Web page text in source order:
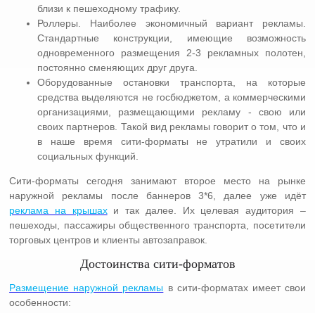
близи к пешеходному трафику.
Роллеры. Наиболее экономичный вариант рекламы.
Стандартные конструкции, имеющие возможность
одновременного размещения 2-3 рекламных полотен,
постоянно сменяющих друг друга.
Оборудованные остановки транспорта, на которые
средства выделяются не госбюджетом, а коммерческими
организациями, размещающими рекламу - свою или
своих партнеров. Такой вид рекламы говорит о том, что и
в наше время сити-форматы не утратили и своих
социальных функций.
Сити-форматы сегодня занимают второе место на рынке
наружной рекламы после баннеров 3*6, далее уже идёт
реклама на крышахи так далее. Их целевая аудитория –
пешеходы, пассажиры общественного транспорта, посетители
торговых центров и клиенты автозаправок.
Достоинства сити-форматов
Размещение наружной рекламы в сити-форматах имеет свои
особенности: